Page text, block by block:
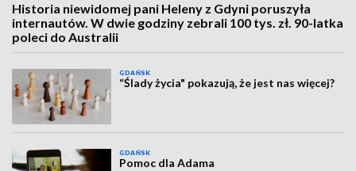
Historia niewidomej pani Heleny z Gdyni poruszyła
internautów. W dwie godziny zebrali 100 tys. zł. 90-latka
poleci do Australii
GDAŃSK
“Ślady życia" pokazują, że jest nas więcej?
GDAŃSK
Pomoc dla Adama